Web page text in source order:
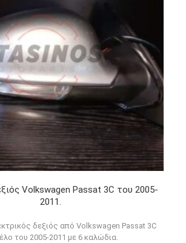
Volkswagen Passat 3C του 2005-
2011.
δεξιός από Volkswagen Passat 3C
του 2005-2011 με 6 καλώδια.